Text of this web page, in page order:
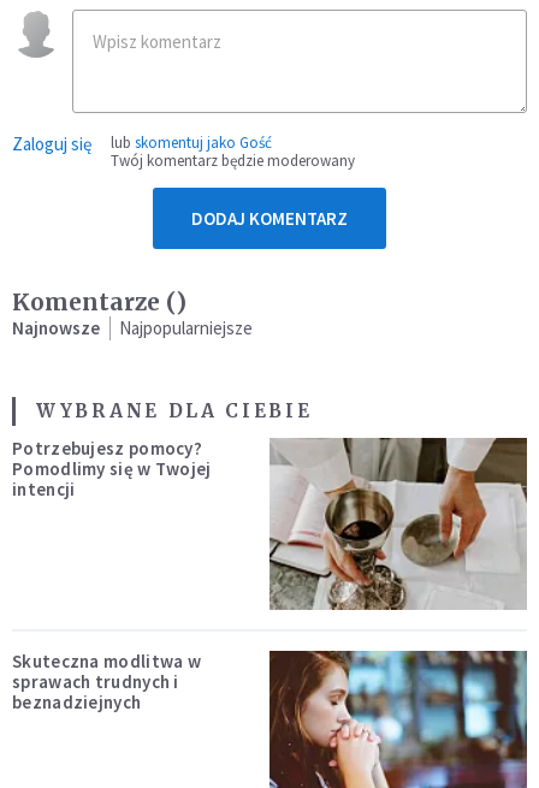
Zaloguj się lub skomentuj jako Gość
Twój komentarz będzie moderowany
DODAJ KOMENTARZ
Komentarze ()
Najnowsze Najpopularniejsze
WYBRANE DLA CIEBIE
Potrzebujesz pomocy?
Pomodlimy się w Twojej
intencji
Skuteczna modlitwa w
sprawach trudnych i
beznadziejnych